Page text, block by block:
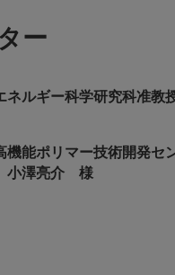
ー
ネルギー科学研究科准
機能ポリマー技術開発セ
小澤亮介 様